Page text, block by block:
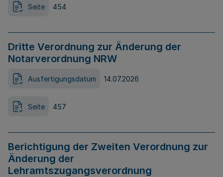
Seite 454
Dritte Verordnung zur Änderung der
Notarverordnung NRW
Ausfertigungsdatum 14.07.2026
Seite 457
Berichtigung der Zweiten Verordnung zur
Änderung der
Lehramtszugangsverordnung